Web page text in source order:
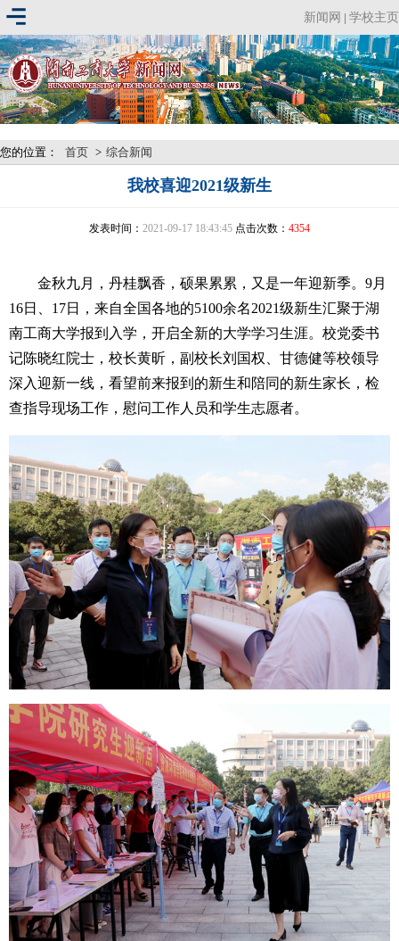
新闻网 学校主页
您的位置： 首页 > 综合新闻
我校喜迎2021级新生
发表时间： 2021-09-17 18:43:45 点击次数： 4354
金秋九月，丹桂飘香，硕果累累，又是一年迎新季。9月
16日、17日，来自全国各地的5100余名2021级新生汇聚于湖
南工商大学报到入学，开启全新的大学学习生涯。校党委书
记陈晓红院士，校长黄昕，副校长刘国权、甘德健等校领导
深入迎新一线，看望前来报到的新生和陪同的新生家长，检
查指导现场工作，慰问工作人员和学生志愿者。